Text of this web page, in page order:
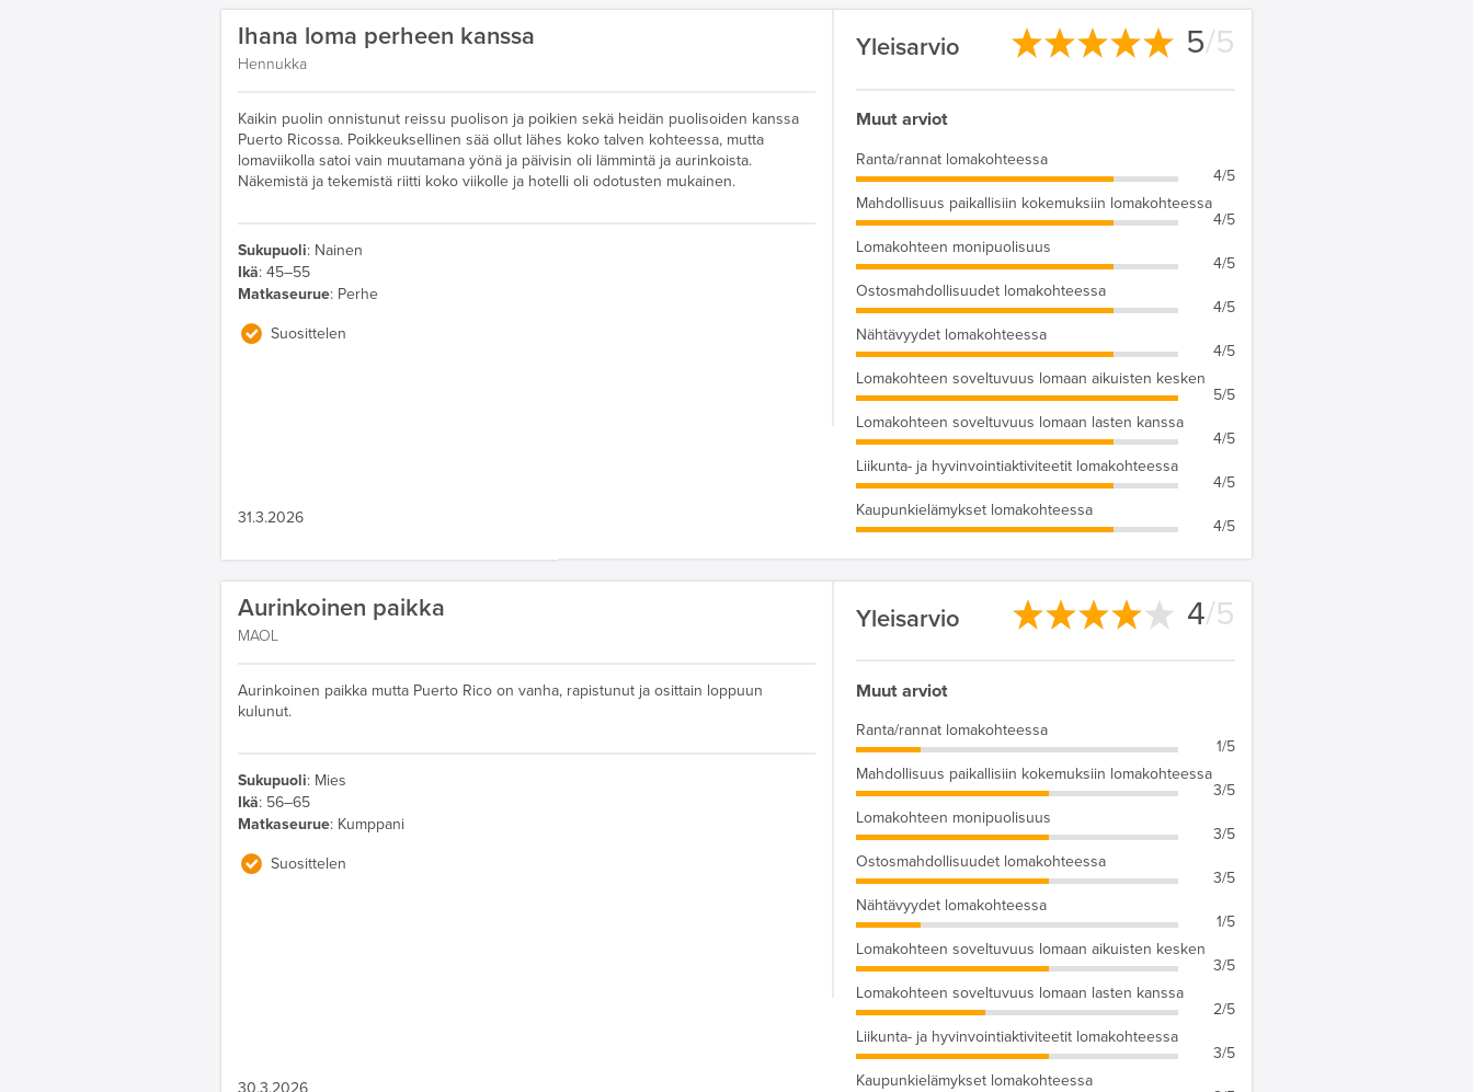
Ihana loma perheen kanssa
Hennukka
Kaikin puolin onnistunut reissu puolison ja poikien sekä heidän puolisoiden kanssa
Puerto Ricossa. Poikkeuksellinen sää ollut lähes koko talven kohteessa, mutta
lomaviikolla satoi vain muutamana yönä ja päivisin oli lämmintä ja aurinkoista.
Näkemistä ja tekemistä riitti koko viikolle ja hotelli oli odotusten mukainen.
Sukupuoli: Nainen
Ikä: 45–55
Matkaseurue: Perhe
Suosittelen
Yleisarvio 5/5
Muut arviot
Ranta/rannat lomakohteessa
4/5
Mahdollisuus paikallisiin kokemuksiin lomakohteessa
4/5
Lomakohteen monipuolisuus
4/5
Ostosmahdollisuudet lomakohteessa
4/5
Nähtävyydet lomakohteessa
4/5
Lomakohteen soveltuvuus lomaan aikuisten kesken
5/5
Lomakohteen soveltuvuus lomaan lasten kanssa
4/5
Liikunta- ja hyvinvointiaktiviteetit lomakohteessa
4/5
Kaupunkielämykset lomakohteessa
4/5
31.3.2026
Aurinkoinen paikka
MAOL
Aurinkoinen paikka mutta Puerto Rico on vanha, rapistunut ja osittain loppuun
kulunut.
Sukupuoli: Mies
Ikä: 56–65
Matkaseurue: Kumppani
Suosittelen
Yleisarvio 4/5
Muut arviot
Ranta/rannat lomakohteessa
1/5
Mahdollisuus paikallisiin kokemuksiin lomakohteessa
3/5
Lomakohteen monipuolisuus
3/5
Ostosmahdollisuudet lomakohteessa
3/5
Nähtävyydet lomakohteessa
1/5
Lomakohteen soveltuvuus lomaan aikuisten kesken
3/5
Lomakohteen soveltuvuus lomaan lasten kanssa
2/5
Liikunta- ja hyvinvointiaktiviteetit lomakohteessa
3/5
Kaupunkielämykset lomakohteessa
30.3.2026